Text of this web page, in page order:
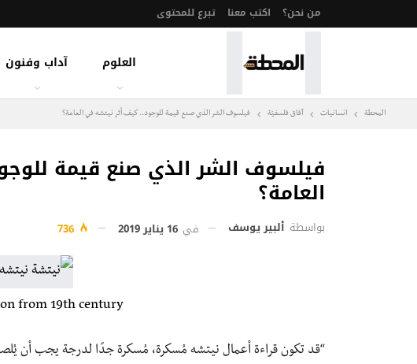
من نحن؟ اكتب معنا تبرع للمحتوى
العلوم آداب وفنون
المحطة انسانيات آفاق فلسفيّة‎ فيلسوف الشر الذي صنع قيمة للوجود.. كيف أثر نيتشه في العامة؟
فيلسوف الشر الذي صنع قيمة
العامة؟
بواسطة ألبير يوسف في 16 يناير 2019
from 19th century
“قد تكون قراءة أعمال نيتشه مُسكرة، مُسكرة جدًا لدرجة يجب أن